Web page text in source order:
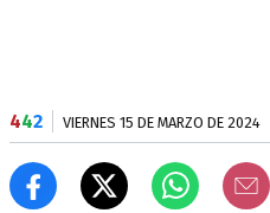
442 VIERNES 15 DE MARZO DE 2024